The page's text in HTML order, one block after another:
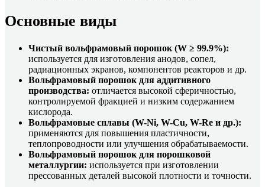
Основные виды
Чистый вольфрамовый порошок (W ≥ 99.9%):
используется для изготовления анодов, сопел,
радиационных экранов, компонентов реакторов и др.
Вольфрамовый порошок для аддитивного
производства: отличается высокой сферичностью,
контролируемой фракцией и низким содержанием
кислорода.
Вольфрамовые сплавы (W-Ni, W-Cu, W-Re и др.):
применяются для повышения пластичности,
теплопроводности или улучшения обрабатываемости.
Вольфрамовый порошок для порошковой
металлургии: используется при изготовлении
прессованных деталей высокой плотности и точности.